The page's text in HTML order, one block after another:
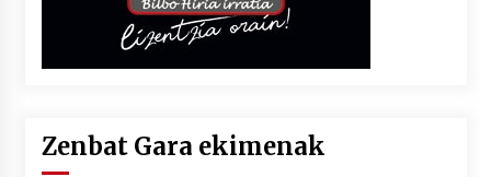
Zenbat Gara ekimenak